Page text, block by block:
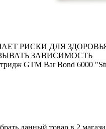
РИСКИ ДЛЯ
ЗАВИСИМОСТЬ
GTM Bar Bond 6000
данный товар в 2